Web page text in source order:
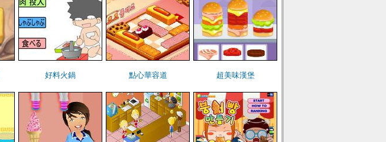
好料火鍋 點心華容道 超美味漢堡